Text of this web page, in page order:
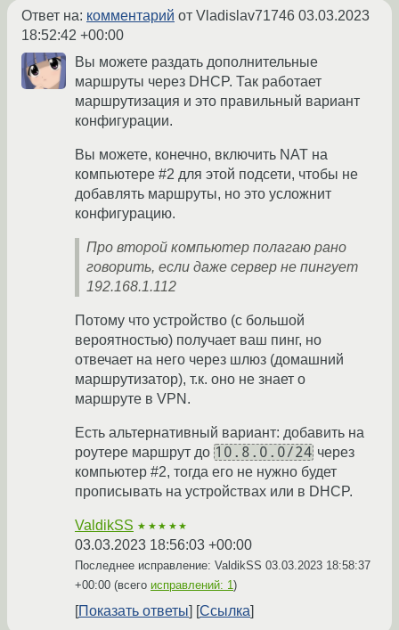
Ответ на: комментарий от Vladislav71746 03.03.2023
18:52:42 +00:00
Вы можете раздать дополнительные
маршруты через DHCP. Так работает
маршрутизация и это правильный вариант
конфигурации.
Вы можете, конечно, включить NAT на
компьютере #2 для этой подсети, чтобы не
добавлять маршруты, но это усложнит
конфигурацию.
Про второй компьютер полагаю рано
говорить, если даже сервер не пингует
192.168.1.112
Потому что устройство (с большой
вероятностью) получает ваш пинг, но
отвечает на него через шлюз (домашний
маршрутизатор), т.к. оно не знает о
маршруте в VPN.
Есть альтернативный вариант: добавить на
роутере маршрут до 10.8.0.0/24 через
компьютер #2, тогда его не нужно будет
прописывать на устройствах или в DHCP.
ValdikSS ★★★★★
03.03.2023 18:56:03 +00:00
Последнее исправление: ValdikSS 03.03.2023 18:58:37
+00:00 (всего исправлений: 1)
Показать ответы Ссылка